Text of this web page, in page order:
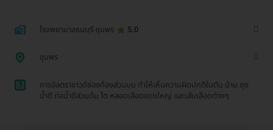
โรงพยาบาลธนบุรี-ชุมพร 5.0
ชุมพร
1
การอัลตราซาวด์ช่องท้องส่วนบน ทำให้เห็นความผิดปกติในตับ ม้าม ถุง
น้ำดี ท่อน้ำดีส่วนต้น ไต หลอดเลือดแดงใหญ่ และเส้นเลือดต่างๆ